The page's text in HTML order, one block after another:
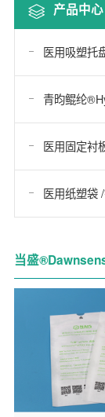
产品中心
医用吸塑托
青昀鲲纶
医用固定衬
医用纸塑袋
当盛